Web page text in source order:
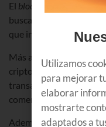
El blockchain
suele
buscar dentro de una
que incorporan esta
Más allá de su uso en
criptomonedas, se
transacciones
comerciales.
Además, a día de hoy
Utilizamos
para mejorar
elaborar
mostrarte
adaptados a